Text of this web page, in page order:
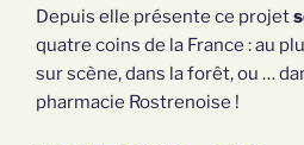
Depuis elle présente ce projet
quatre coins de la France : au
sur scène, dans la forêt, ou …
pharmacie Rostrenoise !